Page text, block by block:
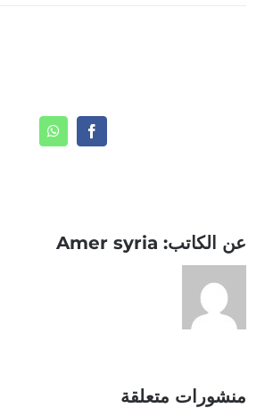
Facebook
WhatsApp
عن الكاتب: Amer syria
منشورات متعلقة